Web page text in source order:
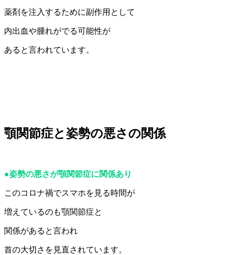
薬剤を注入するために副作用として
内出血や腫れがでる可能性が
あると言われています。
顎関節症と姿勢の悪さの関係
●姿勢の悪さが顎関節症に関係あり
このコロナ禍でスマホを見る時間が
増えているのも顎関節症と
関係があると言われ
首の大切さを見直されています。